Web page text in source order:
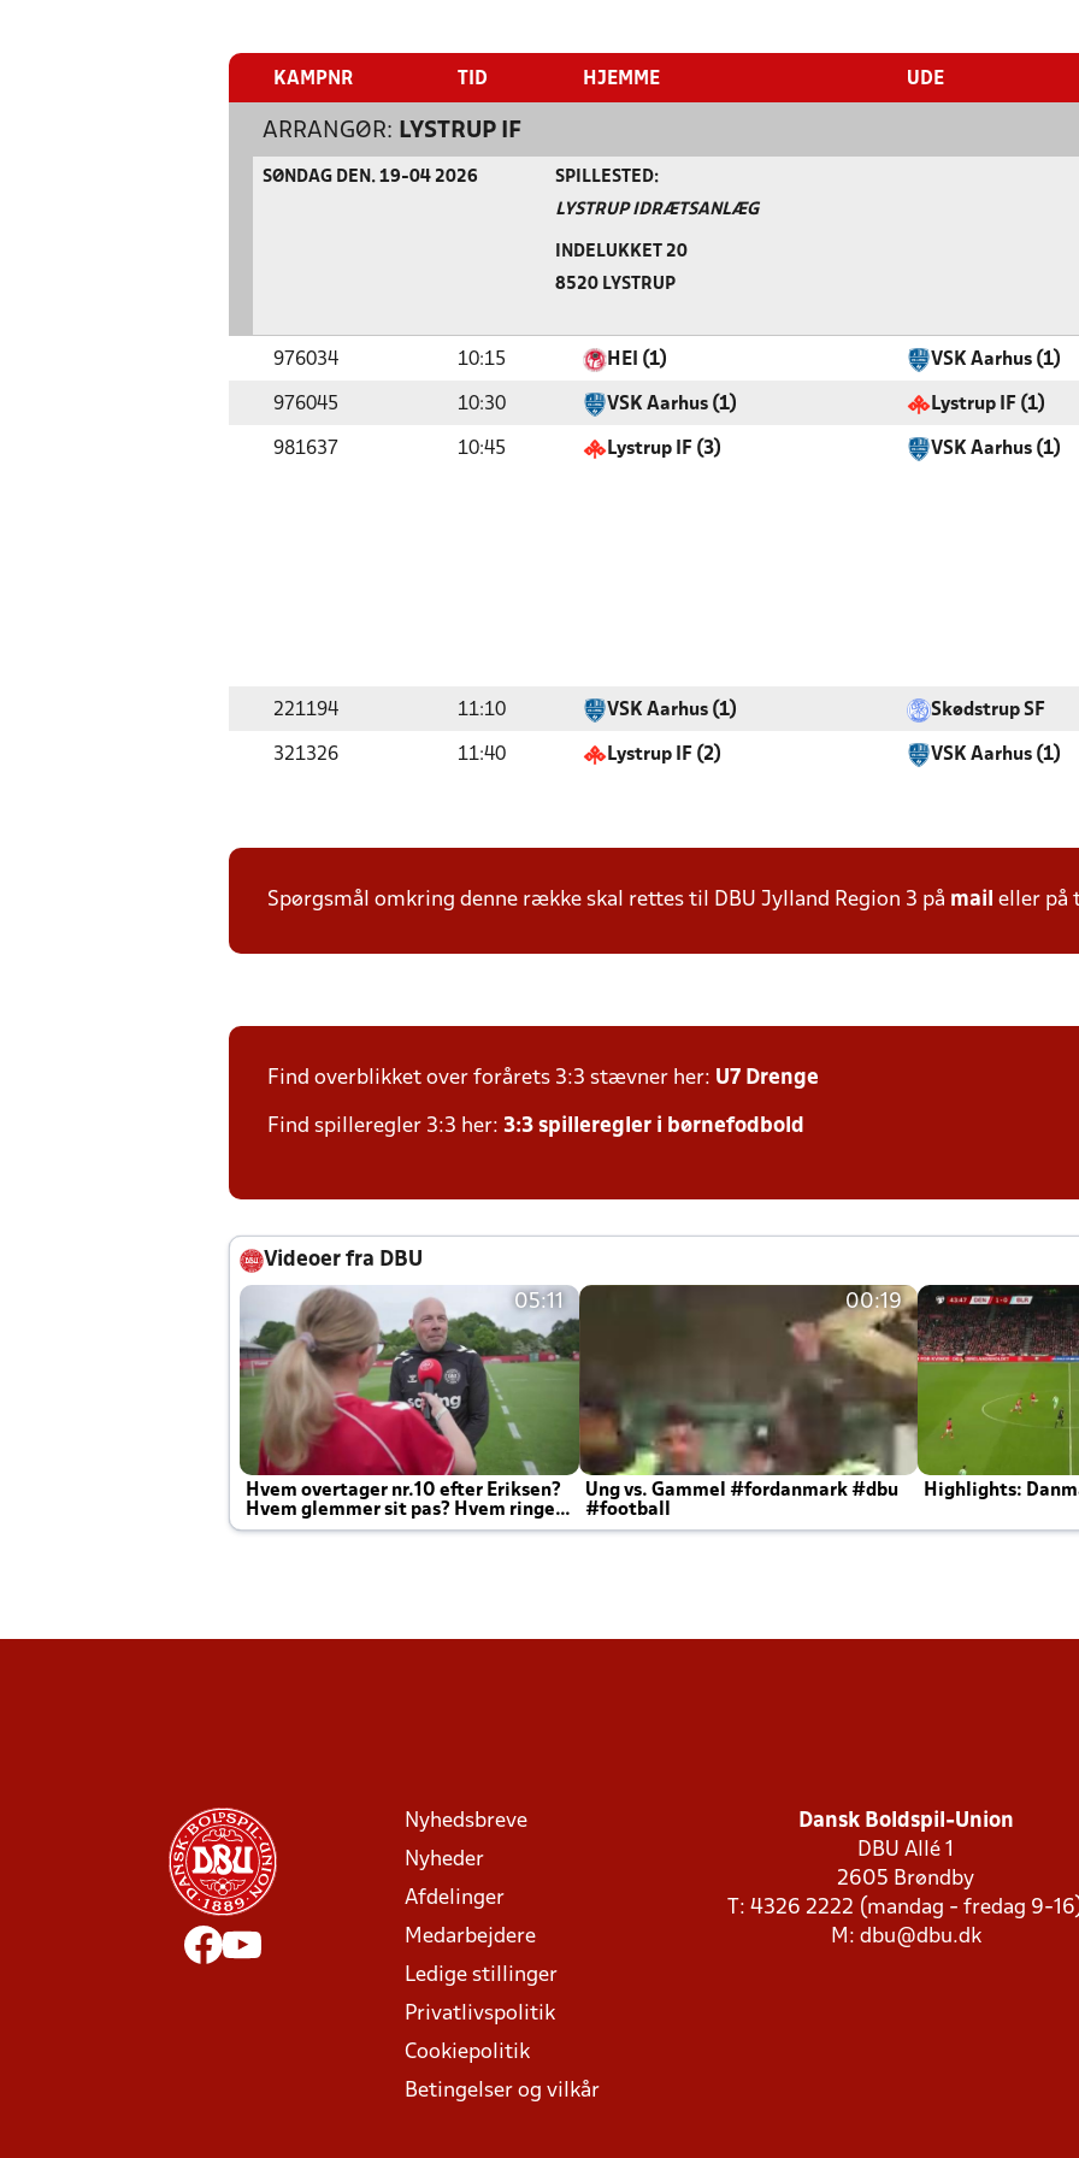
KAMPNR TID HJEMME UDE
ARRANGØR: LYSTRUP IF
SØNDAG DEN. 19-04 2026 SPILLESTED:
LYSTRUP IDRÆTSANLÆG
INDELUKKET 20
8520 LYSTRUP
976034 10:15 HEI (1) VSK Aarhus (1)
976045 10:30 VSK Aarhus (1) Lystrup IF (1)
981637 10:45 Lystrup IF (3) VSK Aarhus (1)
221194 11:10 VSK Aarhus (1) Skødstrup SF
321326 11:40 Lystrup IF (2) VSK Aarhus (1)
Spørgsmål omkring denne række skal rettes til DBU Jylland Region 3 på mail eller
Find overblikket over forårets 3:3 stævner her: U7 Drenge
Find spilleregler 3:3 her: 3:3 spilleregler i børnefodbold
Videoer fra DBU
05:11
Hvem overtager nr.10 efter Eriksen?
Hvem glemmer sit pas? Hvem ringer
Joachim altid til efter kampe?
00:19
Ung vs. Gammel #fordanmark #dbu
#football
Highlights:
Nyhedsbreve
Nyheder
Afdelinger
Medarbejdere
Ledige stillinger
Privatlivspolitik
Cookiepolitik
Betingelser og vilkår
Dansk Boldspil-Union
DBU Allé 1
2605 Brøndby
T: 4326 2222 (mandag - fredag 9-
M: dbu@dbu.dk